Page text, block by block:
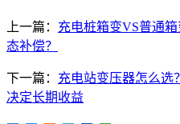
上一篇： 充电桩箱变VS普通
态补偿？
下一篇： 充电站变压器怎么选
决定长期收益